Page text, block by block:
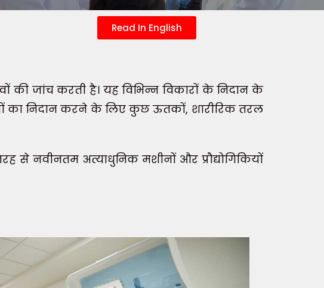
Read In English
की जांच करती है। यह विभिन्न विकारों के निदान के
का निदान करने के लिए कुछ ऊतकों, शारीरिक तरल
से नवीनतम अत्याधुनिक मशीनों और प्रौद्योगिकियों